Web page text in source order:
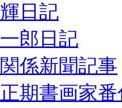
日記
郎日記
係新聞記事
期書画家